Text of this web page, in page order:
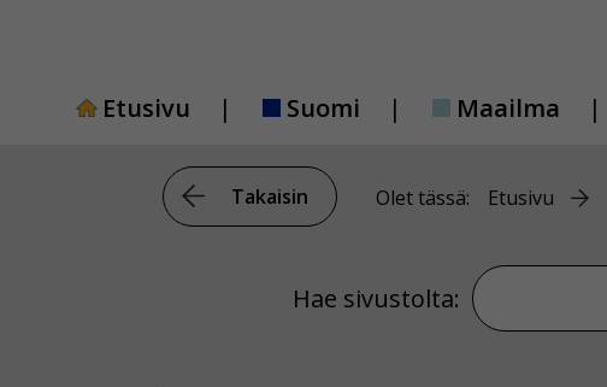
Etusivu
Suomi Maailma
Takaisin Olet tässä: Etusivu
Hae sivustolta: Hae sivustolta